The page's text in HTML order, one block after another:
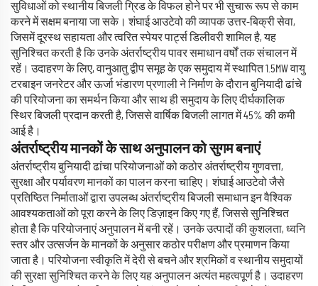
सुविधाओं को स्थानीय बिजली ग्रिड के विफल होने पर भी सुचारू रूप से काम
करने में सक्षम बनाया जा सके। शंघाई आउटेवो की व्यापक उत्तर-बिक्री सेवा,
जिसमें दूरस्थ सहायता और त्वरित स्पेयर पार्ट्स डिलीवरी शामिल है, यह
सुनिश्चित करती है कि उनके अंतर्राष्ट्रीय पावर समाधान वर्षों तक संचालन में
रहें। उदाहरण के लिए, वानुआतु द्वीप समूह के एक समुदाय में स्थापित 1.5MW वायु
टरबाइन जनरेटर और ऊर्जा भंडारण प्रणाली ने निर्माण के दौरान बुनियादी ढांचे
की परियोजना का समर्थन किया और साथ ही समुदाय के लिए दीर्घकालिक
स्थिर बिजली प्रदान करती है, जिससे वार्षिक बिजली लागत में 45% की कमी
आई है।
अंतर्राष्ट्रीय मानकों के साथ अनुपालन को सुगम बनाएं
अंतर्राष्ट्रीय बुनियादी ढांचा परियोजनाओं को कठोर अंतर्राष्ट्रीय गुणवत्ता,
सुरक्षा और पर्यावरण मानकों का पालन करना चाहिए। शंघाई आउटेवो जैसे
प्रतिष्ठित निर्माताओं द्वारा उपलब्ध अंतर्राष्ट्रीय बिजली समाधान इन वैश्विक
आवश्यकताओं को पूरा करने के लिए डिज़ाइन किए गए हैं, जिससे सुनिश्चित
होता है कि परियोजनाएं अनुपालन में बनी रहें। उनके उत्पादों की कुशलता, ध्वनि
स्तर और उत्सर्जन के मानकों के अनुसार कठोर परीक्षण और प्रमाणन किया
जाता है। परियोजना स्वीकृति में देरी से बचने और श्रमिकों व स्थानीय समुदायों
की सुरक्षा सुनिश्चित करने के लिए यह अनुपालन अत्यंत महत्वपूर्ण है। उदाहरण